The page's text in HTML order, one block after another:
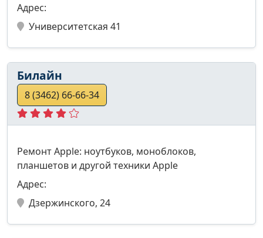
Адрес:
Университетская 41
Билайн
8 (3462) 66-66-34
Ремонт Apple: ноутбуков, моноблоков,
планшетов и другой техники Apple
Адрес:
Дзержинского, 24